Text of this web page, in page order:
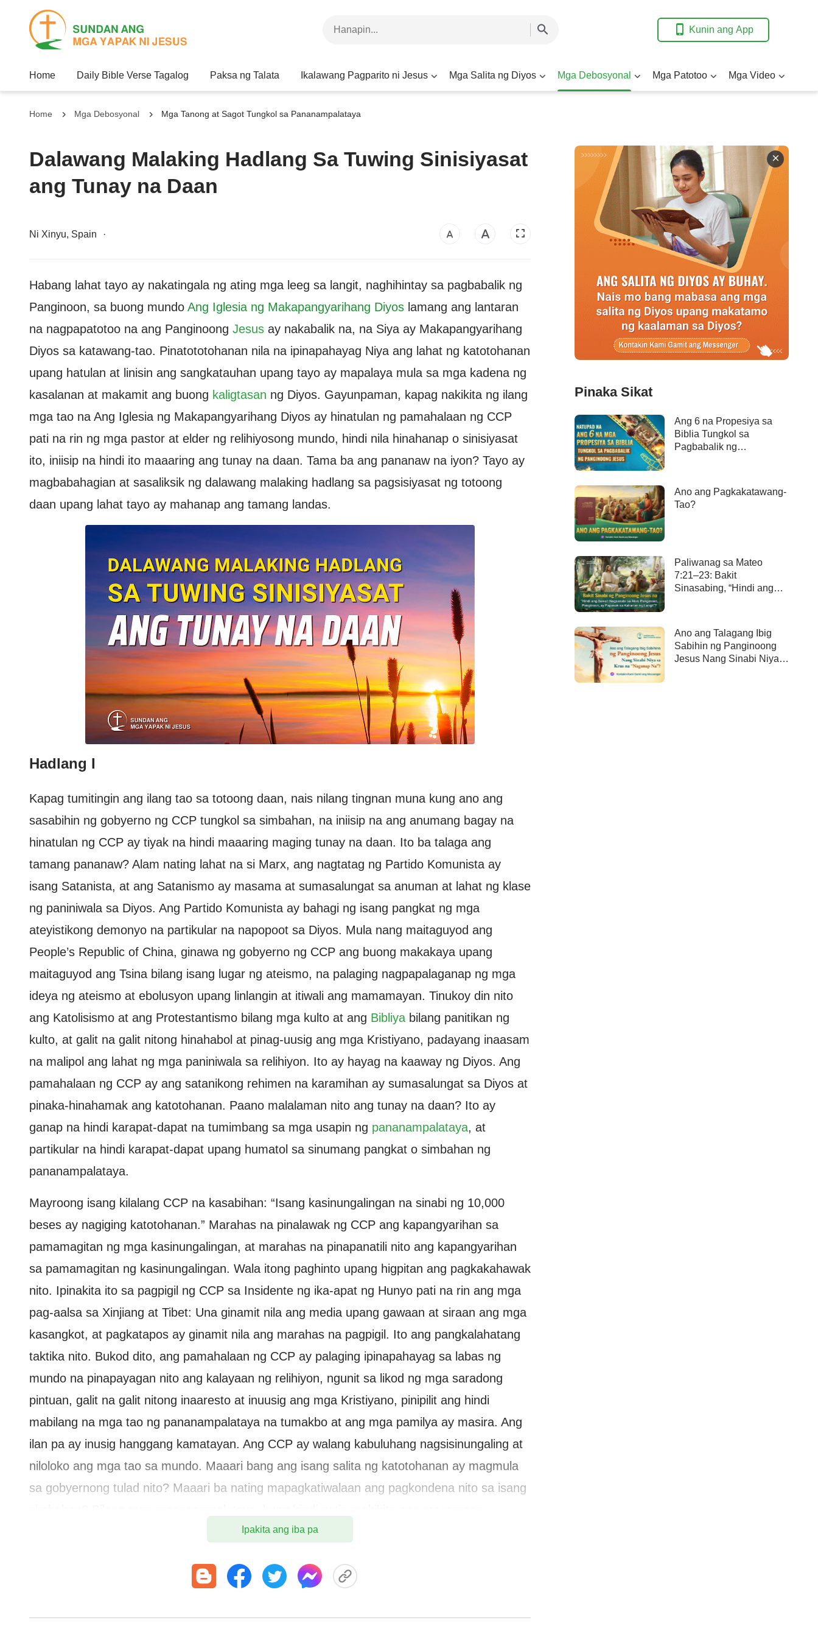
Kunin ang App
Home Daily Bible Verse Tagalog Paksa ng Talata Ikalawang Pagparito ni Jesus Mga Salita ng Diyos Mga Debosyonal Mga Patotoo Mga Video
Home Mga Debosyonal Mga Tanong at Sagot Tungkol sa Pananampalataya
Dalawang Malaking Hadlang Sa Tuwing Sinisiyasat
ang Tunay na Daan
Ni Xinyu, Spain ·
Habang lahat tayo ay nakatingala ng ating mga leeg sa langit, naghihintay sa pagbabalik ng
Panginoon, sa buong mundo Ang Iglesia ng Makapangyarihang Diyos lamang ang lantaran
na nagpapatotoo na ang Panginoong Jesus ay nakabalik na, na Siya ay Makapangyarihang
Diyos sa katawang-tao. Pinatototohanan nila na ipinapahayag Niya ang lahat ng katotohanan
upang hatulan at linisin ang sangkatauhan upang tayo ay mapalaya mula sa mga kadena ng
kasalanan at makamit ang buong kaligtasan ng Diyos. Gayunpaman, kapag nakikita ng ilang
mga tao na Ang Iglesia ng Makapangyarihang Diyos ay hinatulan ng pamahalaan ng CCP
pati na rin ng mga pastor at elder ng relihiyosong mundo, hindi nila hinahanap o sinisiyasat
ito, iniisip na hindi ito maaaring ang tunay na daan. Tama ba ang pananaw na iyon? Tayo ay
magbabahagian at sasaliksik ng dalawang malaking hadlang sa pagsisiyasat ng totoong
daan upang lahat tayo ay mahanap ang tamang landas.
Hadlang I
Kapag tumitingin ang ilang tao sa totoong daan, nais nilang tingnan muna kung ano ang
sasabihin ng gobyerno ng CCP tungkol sa simbahan, na iniisip na ang anumang bagay na
hinatulan ng CCP ay tiyak na hindi maaaring maging tunay na daan. Ito ba talaga ang
tamang pananaw? Alam nating lahat na si Marx, ang nagtatag ng Partido Komunista ay
isang Satanista, at ang Satanismo ay masama at sumasalungat sa anuman at lahat ng klase
ng paniniwala sa Diyos. Ang Partido Komunista ay bahagi ng isang pangkat ng mga
ateyistikong demonyo na partikular na napopoot sa Diyos. Mula nang maitaguyod ang
People’s Republic of China, ginawa ng gobyerno ng CCP ang buong makakaya upang
maitaguyod ang Tsina bilang isang lugar ng ateismo, na palaging nagpapalaganap ng mga
ideya ng ateismo at ebolusyon upang linlangin at itiwali ang mamamayan. Tinukoy din nito
ang Katolisismo at ang Protestantismo bilang mga kulto at ang Bibliya bilang panitikan ng
kulto, at galit na galit nitong hinahabol at pinag-uusig ang mga Kristiyano, padayang inaasam
na malipol ang lahat ng mga paniniwala sa relihiyon. Ito ay hayag na kaaway ng Diyos. Ang
pamahalaan ng CCP ay ang satanikong rehimen na karamihan ay sumasalungat sa Diyos at
pinaka-hinahamak ang katotohanan. Paano malalaman nito ang tunay na daan? Ito ay
ganap na hindi karapat-dapat na tumimbang sa mga usapin ng pananampalataya, at
partikular na hindi karapat-dapat upang humatol sa sinumang pangkat o simbahan ng
pananampalataya.
Mayroong isang kilalang CCP na kasabihan: “Isang kasinungalingan na sinabi ng 10,000
beses ay nagiging katotohanan.” Marahas na pinalawak ng CCP ang kapangyarihan sa
pamamagitan ng mga kasinungalingan, at marahas na pinapanatili nito ang kapangyarihan
sa pamamagitan ng kasinungalingan. Wala itong paghinto upang higpitan ang pagkakahawak
nito. Ipinakita ito sa pagpigil ng CCP sa Insidente ng ika-apat ng Hunyo pati na rin ang mga
pag-aalsa sa Xinjiang at Tibet: Una ginamit nila ang media upang gawaan at siraan ang mga
kasangkot, at pagkatapos ay ginamit nila ang marahas na pagpigil. Ito ang pangkalahatang
taktika nito. Bukod dito, ang pamahalaan ng CCP ay palaging ipinapahayag sa labas ng
mundo na pinapayagan nito ang kalayaan ng relihiyon, ngunit sa likod ng mga saradong
pintuan, galit na galit nitong inaaresto at inuusig ang mga Kristiyano, pinipilit ang hindi
mabilang na mga tao ng pananampalataya na tumakbo at ang mga pamilya ay masira. Ang
ilan pa ay inusig hanggang kamatayan. Ang CCP ay walang kabuluhang nagsisinungaling at
niloloko ang mga tao sa mundo. Maaari bang ang isang salita ng katotohanan ay magmula
sa gobyernong tulad nito? Maaari ba nating mapagkatiwalaan ang pagkondena nito sa isang
kakanyahan ng pamahalaan ng CCP sa pagsalungat sa Diyos, sa halip walang taros na
ng Diyos? Ito ang dahilan kung bakit ang pinakamalaking pagbabawal para sa ating
gagawin natin, maaari lamang nating makuha ang mga kasinungalingan nito.
Ipakita ang iba pa
Pinaka Sikat
Ang 6 na Propesiya sa
Biblia Tungkol sa
Pagbabalik ng
Ano ang Pagkakatawang-
Tao?
Paliwanag sa Mateo
7:21–23: Bakit
Sinasabing, “Hindi ang
ng langit”?
Ano ang Talagang Ibig
Sabihin ng Panginoong
Jesus Nang Sinabi Niya